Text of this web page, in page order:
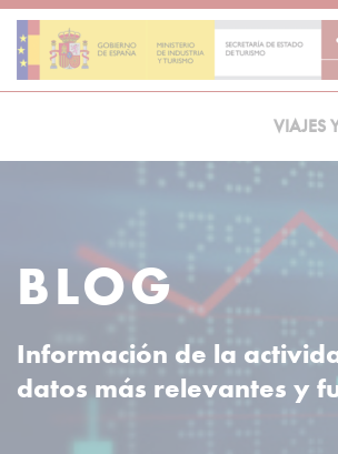
Skip
content
VIAJES
BLOG
Información de la
datos más relevantes y